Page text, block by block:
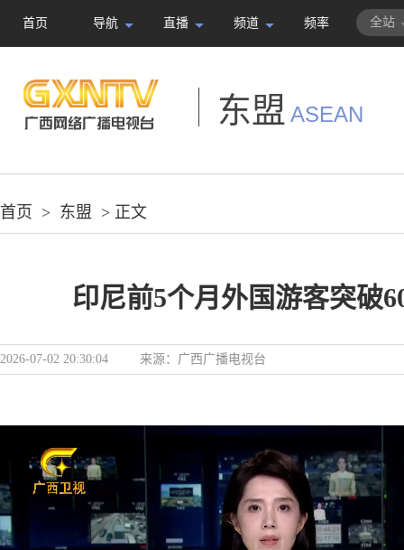
首页 导航 直播 频道 频率 全站
东盟 ASEAN
首页 > 东盟 > 正文
印尼前5个月外国游客突破
2026-07-02 20:30:04 来源：广西广播电视台